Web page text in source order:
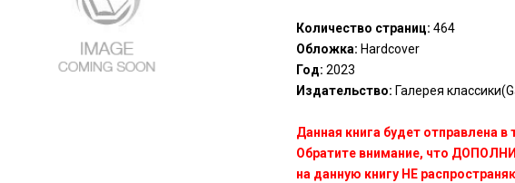
Количество страниц: 464
Обложка: Hardcover
Год: 2023
Издательство: Галерея
Данная книга будет отправлена в
Обратите внимание, что
на данную книгу НЕ